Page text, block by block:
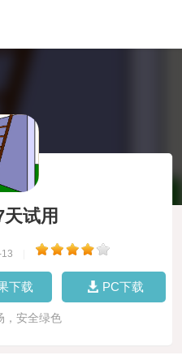
试用
下载 PC下载
，安全绿色